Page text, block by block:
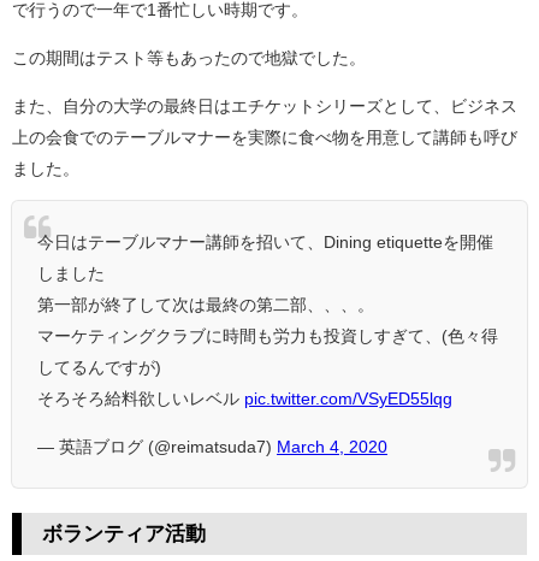
で行うので一年で1番忙しい時期です。
この期間はテスト等もあったので地獄でした。
また、自分の大学の最終日はエチケットシリーズとして、ビジネス
上の会食でのテーブルマナーを実際に食べ物を用意して講師も呼び
ました。
今日はテーブルマナー講師を招いて、Dining etiquetteを開催
しました
第一部が終了して次は最終の第二部、、、。
マーケティングクラブに時間も労力も投資しすぎて、(色々得
してるんですが)
そろそろ給料欲しいレベル pic.twitter.com/VSyED55lqg
— 英語ブログ (@reimatsuda7) March 4, 2020
ボランティア活動